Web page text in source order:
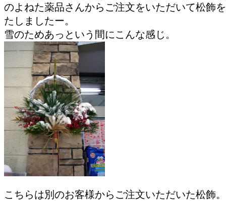
のよねた薬品さんからご注文をいただいて松飾
たしましたー。
雪のためあっという間にこんな感じ。
こちらは別のお客様からご注文いただいた松飾